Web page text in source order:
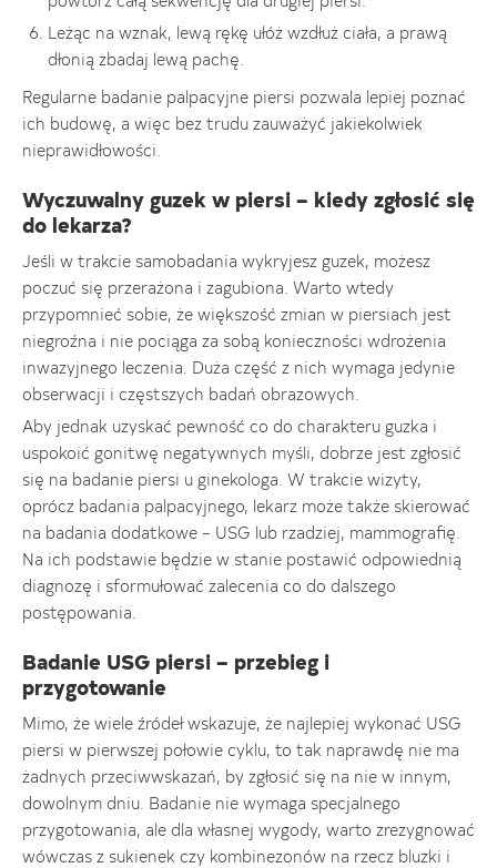
Leżąc na wznak, lewą rękę ułóż wzdłuż ciała, a prawą
dłonią zbadaj lewą pachę.
Regularne badanie palpacyjne piersi pozwala lepiej poznać
ich budowę, a więc bez trudu zauważyć jakiekolwiek
nieprawidłowości.
Wyczuwalny guzek w piersi – kiedy zgłosić się
do lekarza?
Jeśli w trakcie samobadania wykryjesz guzek, możesz
poczuć się przerażona i zagubiona. Warto wtedy
przypomnieć sobie, że większość zmian w piersiach jest
niegroźna i nie pociąga za sobą konieczności wdrożenia
inwazyjnego leczenia. Duża część z nich wymaga jedynie
obserwacji i częstszych badań obrazowych.
Aby jednak uzyskać pewność co do charakteru guzka i
uspokoić gonitwę negatywnych myśli, dobrze jest zgłosić
się na badanie piersi u ginekologa. W trakcie wizyty,
oprócz badania palpacyjnego, lekarz może także skierować
na badania dodatkowe – USG lub rzadziej, mammografię.
Na ich podstawie będzie w stanie postawić odpowiednią
diagnozę i sformułować zalecenia co do dalszego
postępowania.
Badanie USG piersi – przebieg i
przygotowanie
Mimo, że wiele źródeł wskazuje, że najlepiej wykonać USG
piersi w pierwszej połowie cyklu, to tak naprawdę nie ma
żadnych przeciwwskazań, by zgłosić się na nie w innym,
dowolnym dniu. Badanie nie wymaga specjalnego
przygotowania, ale dla własnej wygody, warto zrezygnować
wówczas z sukienek czy kombinezonów na rzecz bluzki i